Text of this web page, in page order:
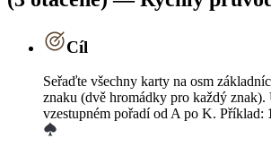
Cíl
Seřaďte všechny karty na osm
znaku (dvě hromádky pro každý znak).
vzestupném pořadí od A po K. Příklad: